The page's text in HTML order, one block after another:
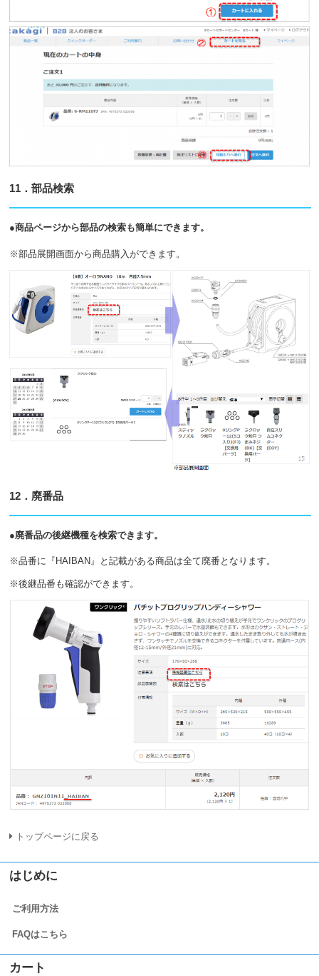
11．部品検索
●商品ページから部品の検索も簡単にできます。
※部品展開画面から商品購入ができます。
12．廃番品
●廃番品の後継機種を検索できます。
※品番に『HAIBAN』と記載がある商品は全て廃番となります。
※後継品番も確認ができます。
トップページに戻る
はじめに
ご利用方法
FAQはこちら
カート